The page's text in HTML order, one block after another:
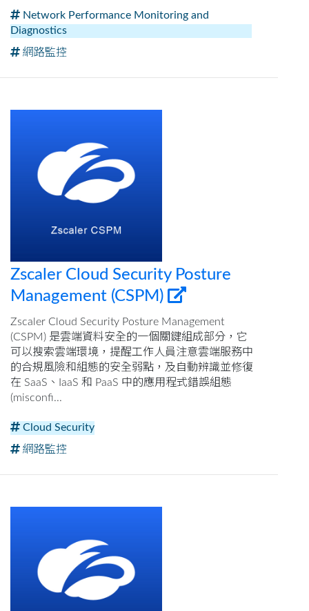
Network Performance Monitoring and
Diagnostics
網路監控
Zscaler Cloud Security Posture
Management (CSPM)
Zscaler Cloud Security Posture Management
(CSPM) 是雲端資料安全的一個關鍵組成部分，它
可以搜索雲端環境，提醒工作人員注意雲端服務中
的合規風險和組態的安全弱點，及自動辨識並修復
在 SaaS、IaaS 和 PaaS 中的應用程式錯誤組態
(misconfi...
Cloud Security
網路監控